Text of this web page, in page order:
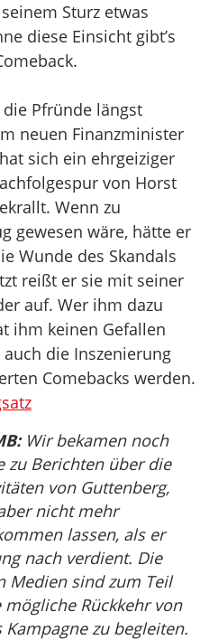
Sturz etwas
diese Einsicht gibt’s
Pfründe längst
neuen Finanzminister
sich ein ehrgeiziger
von Horst
Wenn zu
gewesen wäre, hätte er
Wunde des Skandals
reißt er sie mit seiner
auf. Wer ihm dazu
ihm keinen Gefallen
auch die Inszenierung
Comebacks werden.
Wir bekamen noch
zu Berichten über die
von Guttenberg,
nicht mehr
lassen, als er
nach verdient. Die
Medien sind zum Teil
mögliche Rückkehr von
Kampagne zu begleiten.